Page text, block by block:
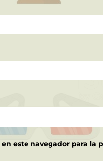
este navegador para la